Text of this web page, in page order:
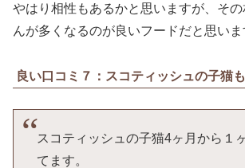
やはり相性もあるかと思いますが、そ
んが多くなるのが良いフードだと思いま
良い口コミ７：スコティッシュの子猫も
スコティッシュの子猫4ヶ月から１
てます。